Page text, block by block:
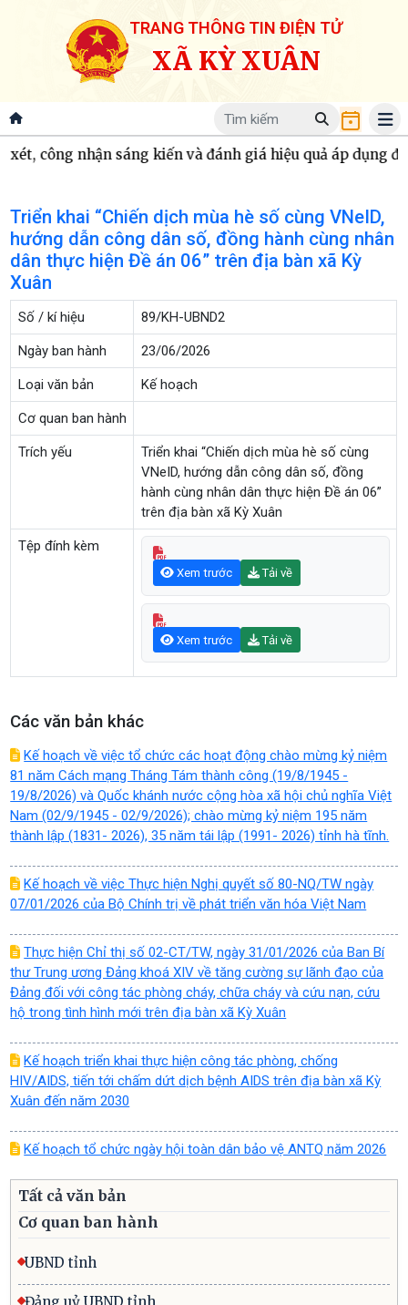
TRANG THÔNG TIN ĐIỆN TỬ
XÃ KỲ XUÂN
công nhận sáng kiến và đánh giá hiệu quả áp dụng đề
Triển khai “Chiến dịch mùa hè số cùng VNeID,
hướng dẫn công dân số, đồng hành cùng nhân
dân thực hiện Đề án 06” trên địa bàn xã Kỳ
Xuân
Số / kí hiệu 89/KH-UBND2
Ngày ban hành 23/06/2026
Loại văn bản Kế hoạch
Cơ quan ban hành
Trích yếu
Triển khai “Chiến dịch mùa hè số cùng
VNeID, hướng dẫn công dân số, đồng
hành cùng nhân dân thực hiện Đề án 06”
trên địa bàn xã Kỳ Xuân
Tệp đính kèm
Xem trước Tải về
Xem trước Tải về
Các văn bản khác
Kế hoạch về việc tổ chức các hoạt động chào mừng kỷ niệm
81 năm Cách mạng Tháng Tám thành công (19/8/1945 -
19/8/2026) và Quốc khánh nước cộng hòa xã hội chủ nghĩa Việt
Nam (02/9/1945 - 02/9/2026); chào mừng kỷ niệm 195 năm
thành lập (1831- 2026), 35 năm tái lập (1991- 2026) tỉnh hà tĩnh.
Kế hoạch về việc Thực hiện Nghị quyết số 80-NQ/TW ngày
07/01/2026 của Bộ Chính trị về phát triển văn hóa Việt Nam
Thực hiện Chỉ thị số 02-CT/TW, ngày 31/01/2026 của Ban Bí
thư Trung ương Đảng khoá XIV về tăng cường sự lãnh đạo của
Đảng đối với công tác phòng cháy, chữa cháy và cứu nạn, cứu
hộ trong tình hình mới trên địa bàn xã Kỳ Xuân
Kế hoạch triển khai thực hiện công tác phòng, chống
HIV/AIDS, tiến tới chấm dứt dịch bệnh AIDS trên địa bàn xã Kỳ
Xuân đến năm 2030
Kế hoạch tổ chức ngày hội toàn dân bảo vệ ANTQ năm 2026
Tất cả văn bản
Cơ quan ban hành
UBND tỉnh